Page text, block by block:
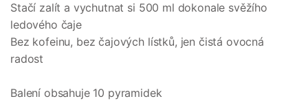
Stačí zalít a vychutnat si 500 ml dokonale svěžího
ledového čaje
Bez kofeinu, bez čajových lístků, jen čistá ovocná
radost
Balení obsahuje 10 pyramidek